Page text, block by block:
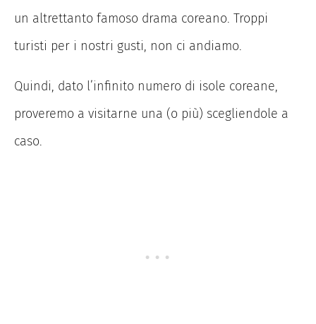
un altrettanto famoso drama coreano. Troppi
turisti per i nostri gusti, non ci andiamo.
Quindi, dato l’infinito numero di isole coreane,
proveremo a visitarne una (o più) scegliendole a
caso.